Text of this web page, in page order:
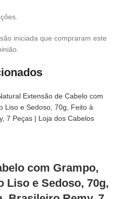
iniciada que compraram este
com Grampo,
Liso e Sedoso, 70g,